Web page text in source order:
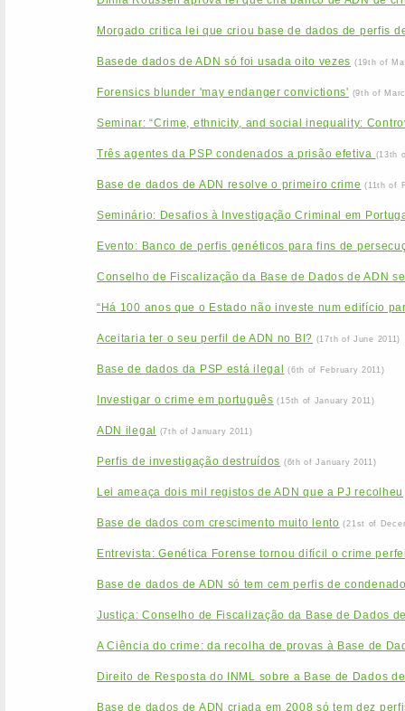
Morgado critica lei que criou base de dados de perfis
Basede dados de ADN só foi usada oito vezes (19th of
Forensics blunder 'may endanger convictions' (9th of
Seminar: “Crime, ethnicity, and social inequality:
Três agentes da PSP condenados a prisão efetiva (13th
Base de dados de ADN resolve o primeiro crime (11th of
Seminário: Desafios à Investigação Criminal em
Evento: Banco de perfis genéticos para fins de
Conselho de Fiscalização da Base de Dados de ADN
“Há 100 anos que o Estado não investe num edifício
Aceitaria ter o seu perfil de ADN no BI? (17th of June 2011)
Base de dados da PSP está ilegal (6th of February 2011)
Investigar o crime em português (15th of January 2011)
ADN ilegal (7th of January 2011)
Perfis de investigação destruídos (6th of January 2011)
Lei ameaça dois mil registos de ADN que a PJ recolheu
Base de dados com crescimento muito lento (21st of
Entrevista: Genética Forense tornou difícil o crime
Base de dados de ADN só tem cem perfis de
Justiça: Conselho de Fiscalização da Base de Dados
A Ciência do crime: da recolha de provas à Base de
Direito de Resposta do INML sobre a Base de Dados
Base de dados de ADN criada em 2008 só tem dez